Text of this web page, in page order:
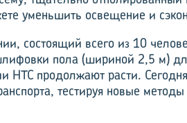
уменьшить освещение и
состоящий всего из 10
пола (шириной 2,5 м)
продолжают расти.
тестируя новые